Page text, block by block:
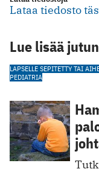
Lataa tiedosto
Lue lisää
LAPSELLE SEPITETTY TAI
PEDIATRIA